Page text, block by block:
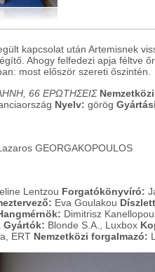
kapcsolat után Artemisnek
Ahogy felfedezi apja féltve
most először szereti őszintén.
66 ΕΡΩΤΗΣΕΙΣ
Nyelv: görög
GEORGAKOPOULOS
Lentzou Forgatókönyvíró:
Eva Goulakou
Dimitrisz
Gyártók: Blonde S.A., Luxbox
ERT Nemzetközi forgalmazó: